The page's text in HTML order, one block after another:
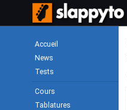
Accueil
News
Tests
Cours
Tablatures